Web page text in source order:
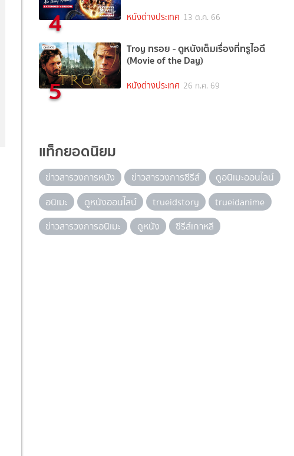
4 หนังต่างประเทศ 13 ต.ค. 66
5
Troy ทรอย - ดูหนังเต็มเรื่องที่ทรูไอดี
(Movie of the Day)
หนังต่างประเทศ 26 ก.ค. 69
แท็กยอดนิยม
ข่าวสารวงการหนัง ข่าวสารวงการซีรีส์
ดูอนิเมะออนไลน์
อนิเมะ
ดูหนังออนไลน์ trueidstory
trueidanime
ข่าวสารวงการอนิเมะ
ดูหนัง ซีรีส์เกาหลี